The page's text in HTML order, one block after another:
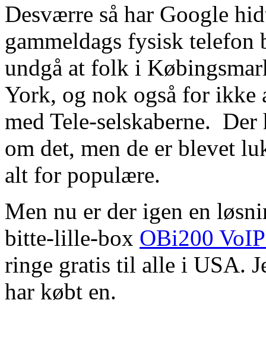
Desværre så har Google
gammeldags fysisk
undgå at folk i
York, og nok også for ikke
med Tele-selskaberne.
om det, men de er blevet
alt for populære.
Men nu er der igen en
bitte-lille-box OBi200
ringe gratis til alle i USA.
har købt en.